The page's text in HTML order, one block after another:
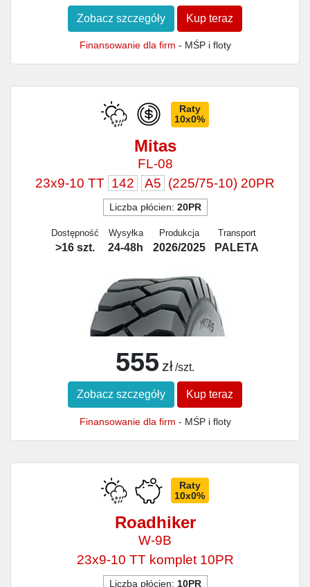
Zobacz szczegóły Kup teraz
Finansowanie dla firm - MŚP i floty
Raty
10x0%
Mitas
FL-08
23x9-10 TT 142 A5 (225/75-10) 20PR
Liczba płócien: 20PR
Dostępność
>16 szt.
Wysyłka
24-48h
Produkcja
2026/2025
Transport
PALETA
555 zł /szt.
Zobacz szczegóły Kup teraz
Finansowanie dla firm - MŚP i floty
Raty
10x0%
Roadhiker
W-9B
23x9-10 TT komplet 10PR
Liczba płócien: 10PR